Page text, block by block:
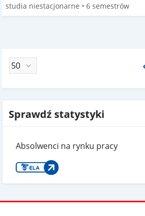
studia niestacjonarne • 6 semestrów
Sprawdź statystyki
Absolwenci na rynku pracy